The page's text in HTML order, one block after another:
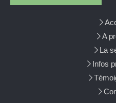
A
La
Infos